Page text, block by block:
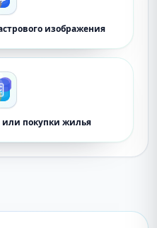
изображения
или покупки жилья